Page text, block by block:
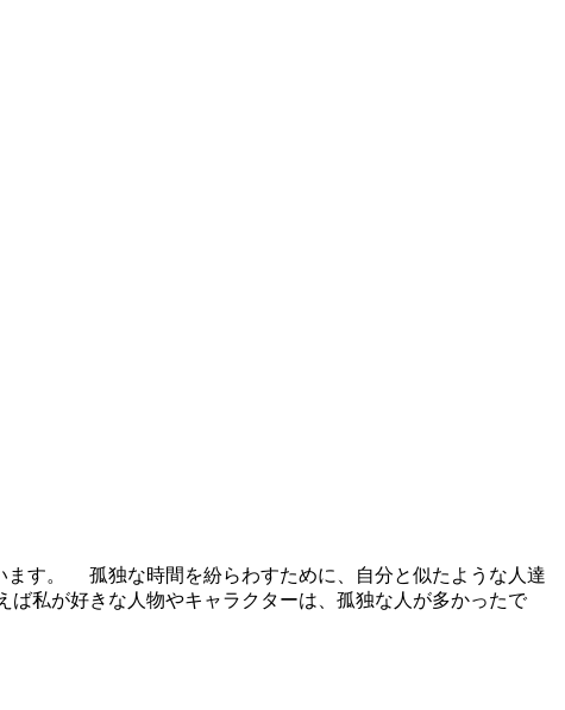
ます。 孤独な時間を紛らわすために、自分と似たような人達
私が好きな人物やキャラクターは、孤独な人が多かったで